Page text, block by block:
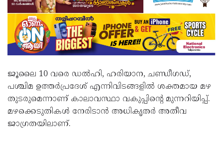
ജൂലൈ 10 വരെ ഡൽഹി, ഹരിയാന, ചണ്ഡീഗഡ്,
പശ്ചിമ ഉത്തർപ്രദേശ് എന്നിവിടങ്ങളിൽ ശക്തമായ മഴ
തുടരുമെന്നാണ് കാലാവസ്ഥാ വകുപ്പിന്റെ മുന്നറിയിപ്പ്.
മഴക്കെടുതികൾ നേരിടാൻ അധികൃതർ അതീവ
ജാഗ്രതയിലാണ്.